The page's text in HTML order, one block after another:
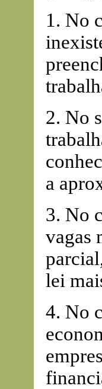
1. No
2. No
a
3. No
vagas
lei
4. No